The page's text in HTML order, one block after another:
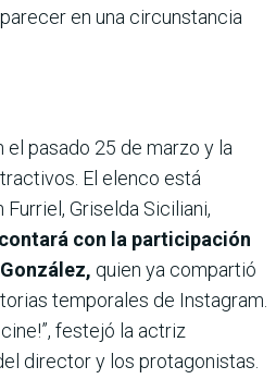
en una circunstancia
pasado 25 de marzo y la
El elenco está
Griselda Siciliani,
contará con la participación
quien ya compartió
temporales de Instagram.
festejó la actriz
director y los protagonistas.